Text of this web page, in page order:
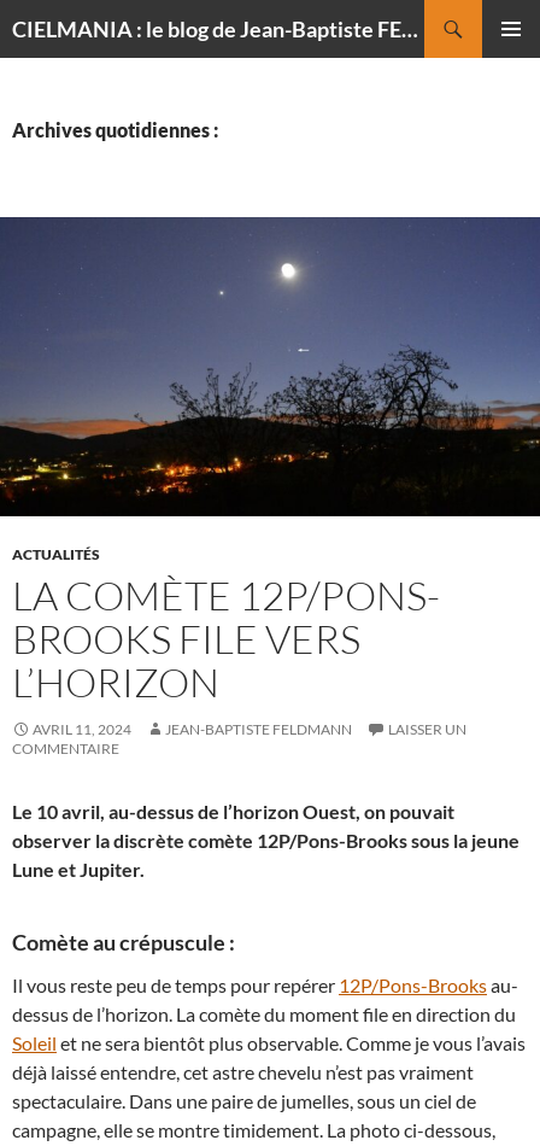
CIELMANIA : le blog de Jean-Baptiste FELDMANN, photographe du ciel
Archives quotidiennes :
ACTUALITÉS
LA COMÈTE 12P/PONS-
BROOKS FILE VERS
L’HORIZON
AVRIL 11, 2024 JEAN-BAPTISTE FELDMANN
LAISSER UN
COMMENTAIRE
Le 10 avril, au-dessus de l’horizon Ouest, on pouvait
observer la discrète comète 12P/Pons-Brooks sous la jeune
Lune et Jupiter.
Comète au crépuscule :
Il vous reste peu de temps pour repérer 12P/Pons-Brooksau-
dessus de l’horizon. La comète du moment file en direction du
Soleil et ne sera bientôt plus observable. Comme je vous l’avais
déjà laissé entendre, cet astre chevelu n’est pas vraiment
spectaculaire. Dans une paire de jumelles, sous un ciel de
campagne, elle se montre timidement. La photo ci-dessous,